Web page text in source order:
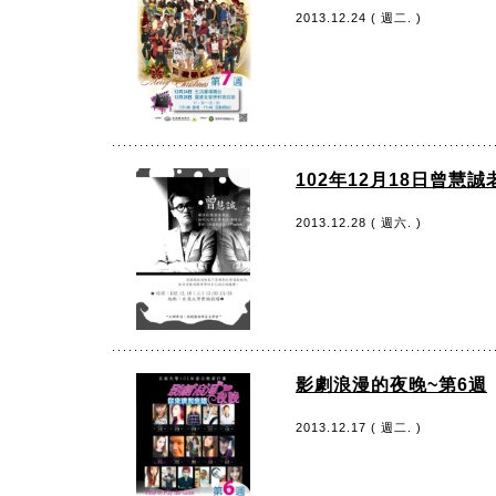
2013.12.24 ( 週二. )
102年12月18日曾慧誠
2013.12.28 ( 週六. )
影劇浪漫的夜晚~第6週
2013.12.17 ( 週二. )